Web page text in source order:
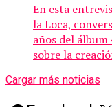
En esta
la Loca,
años del
sobre la
Cargar más noticias